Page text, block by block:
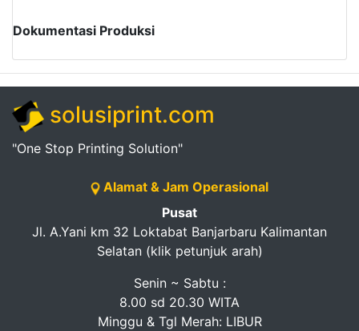
Dokumentasi Produksi
solusiprint.com
"One Stop Printing Solution"
Alamat & Jam Operasional
Pusat
Jl. A.Yani km 32 Loktabat Banjarbaru Kalimantan
Selatan (klik petunjuk arah)
Senin ~ Sabtu :
8.00 sd 20.30 WITA
Minggu & Tgl Merah: LIBUR